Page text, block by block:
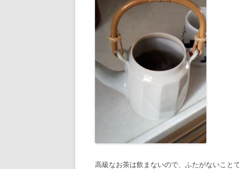
高級なお茶は飲まないので、ふたがないこと